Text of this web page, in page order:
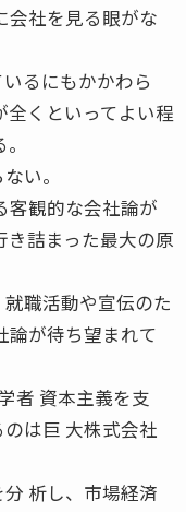
会社を見る眼がな
るにもかかわら
全くといってよい程
い。
客観的な会社論が
き詰まった最大の原
職活動や宣伝のた
論が待ち望まれて
者 資本主義を支
は巨 大株式会社
析し、市場経済